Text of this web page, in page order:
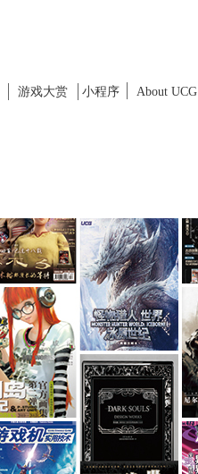
游戏大赏 小程序 About UCG